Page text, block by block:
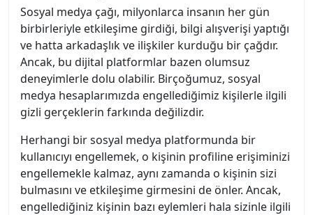
Sosyal medya çağı, milyonlarca insanın her gün
birbirleriyle etkileşime girdiği, bilgi alışverişi yaptığı
ve hatta arkadaşlık ve ilişkiler kurduğu bir çağdır.
Ancak, bu dijital platformlar bazen olumsuz
deneyimlerle dolu olabilir. Birçoğumuz, sosyal
medya hesaplarımızda engellediğimiz kişilerle ilgili
gizli gerçeklerin farkında değilizdir.
Herhangi bir sosyal medya platformunda bir
kullanıcıyı engellemek, o kişinin profiline erişiminizi
engellemekle kalmaz, aynı zamanda o kişinin sizi
bulmasını ve etkileşime girmesini de önler. Ancak,
engellediğiniz kişinin bazı eylemleri hala sizinle ilgili